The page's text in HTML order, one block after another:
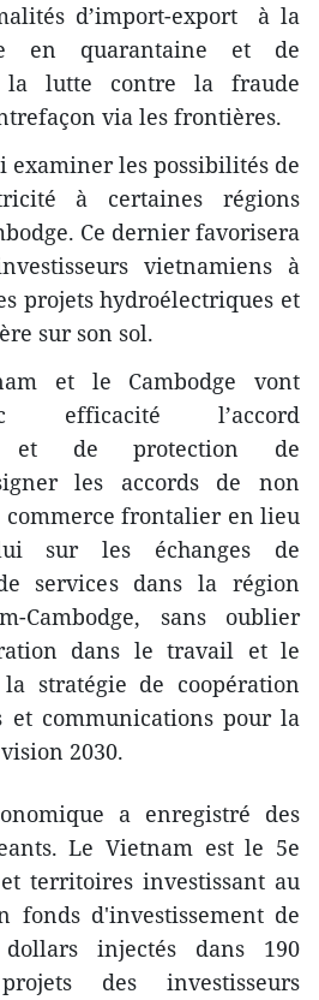
d’import-export à la
en quarantaine et de
la lutte contre la fraude
via les frontières.
examiner les possibilités de
à certaines régions
Ce dernier favorisera
vietnamiens à
projets hydroélectriques et
sur son sol.
et le Cambodge vont
efficacité l’accord
et de protection de
les accords de non
commerce frontalier en lieu
sur les échanges de
services dans la région
Cambodge, sans oublier
dans le travail et le
stratégie de coopération
et communications pour la
2030.
a enregistré des
Le Vietnam est le 5e
territoires investissant au
fonds d'investissement de
injectés dans 190
des investisseurs